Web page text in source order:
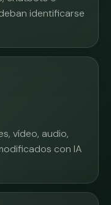
identificarse
vídeo, audio,
con IA